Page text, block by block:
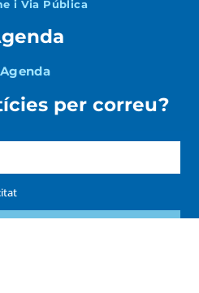
i Via Pública
Agenda
per correu?